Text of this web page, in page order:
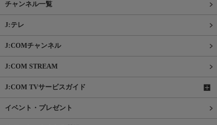
チャンネル一覧
J:テレ
J:COMチャンネル
J:COM STREAM
J:COM TVサービスガイド
イベント・プレゼント